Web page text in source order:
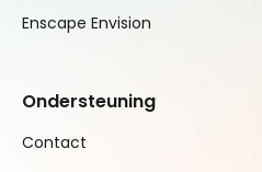
Enscape Envision
Ondersteuning
Contact